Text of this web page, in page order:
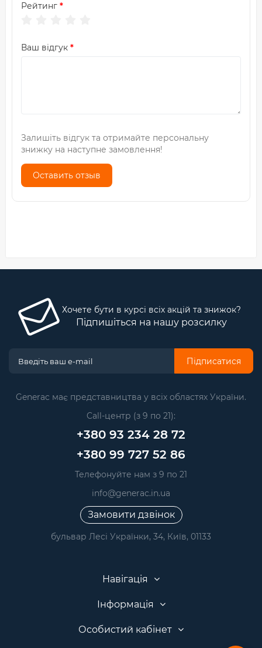
Рейтинг
Ваш відгук
Залишіть відгук та отримайте персональну
знижку на наступне замовлення!
Оставить отзыв
Хочете бути в курсі всіх акцій та знижок?
Підпишіться на нашу розсилку
Підписатися
Generac має представництва у всіх областях України.
Call-центр (з 9 по 21):
+380 93 234 28 72
+380 99 727 52 86
Телефонуйте нам з 9 по 21
info@generac.in.ua
Замовити дзвінок
бульвар Лесі Українки, 34, Київ, 01133
Навігація
Інформація
Особистий кабінет